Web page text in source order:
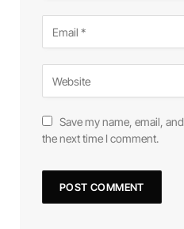
Save my name, email,
the next time I comment.